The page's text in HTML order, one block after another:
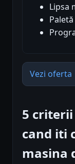
Lipsa
Vezi oferta
5
cand iti
masina